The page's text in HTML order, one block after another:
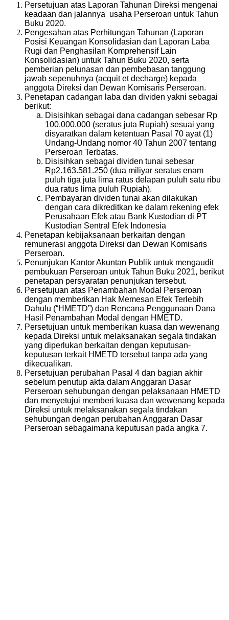
Persetujuan atas Laporan Tahunan Direksi mengenai
keadaan dan jalannya usaha Perseroan untuk Tahun
Buku 2020.
Pengesahan atas Perhitungan Tahunan (Laporan
Posisi Keuangan Konsolidasian dan Laporan Laba
Rugi dan Penghasilan Komprehensif Lain
Konsolidasian) untuk Tahun Buku 2020, serta
pemberian pelunasan dan pembebasan tanggung
jawab sepenuhnya (acquit et decharge) kepada
anggota Direksi dan Dewan Komisaris Perseroan.
Penetapan cadangan laba dan dividen yakni sebagai
berikut:
Disisihkan sebagai dana cadangan sebesar Rp
100.000.000 (seratus juta Rupiah) sesuai yang
disyaratkan dalam ketentuan Pasal 70 ayat (1)
Undang-Undang nomor 40 Tahun 2007 tentang
Perseroan Terbatas.
Disisihkan sebagai dividen tunai sebesar
Rp2.163.581.250 (dua miliyar seratus enam
puluh tiga juta lima ratus delapan puluh satu ribu
dua ratus lima puluh Rupiah).
Pembayaran dividen tunai akan dilakukan
dengan cara dikreditkan ke dalam rekening efek
Perusahaan Efek atau Bank Kustodian di PT
Kustodian Sentral Efek Indonesia
Penetapan kebijaksanaan berkaitan dengan
remunerasi anggota Direksi dan Dewan Komisaris
Perseroan.
Penunjukan Kantor Akuntan Publik untuk mengaudit
pembukuan Perseroan untuk Tahun Buku 2021, berikut
penetapan persyaratan penunjukan tersebut.
Persetujuan atas Penambahan Modal Perseroan
dengan memberikan Hak Memesan Efek Terlebih
Dahulu (“HMETD”) dan Rencana Penggunaan Dana
Hasil Penambahan Modal dengan HMETD.
Persetujuan untuk memberikan kuasa dan wewenang
kepada Direksi untuk melaksanakan segala tindakan
yang diperlukan berkaitan dengan keputusan-
keputusan terkait HMETD tersebut tanpa ada yang
dikecualikan.
Persetujuan perubahan Pasal 4 dan bagian akhir
sebelum penutup akta dalam Anggaran Dasar
Perseroan sehubungan dengan pelaksanaan HMETD
dan menyetujui memberi kuasa dan wewenang kepada
Direksi untuk melaksanakan segala tindakan
sehubungan dengan perubahan Anggaran Dasar
Perseroan sebagaimana keputusan pada angka 7.